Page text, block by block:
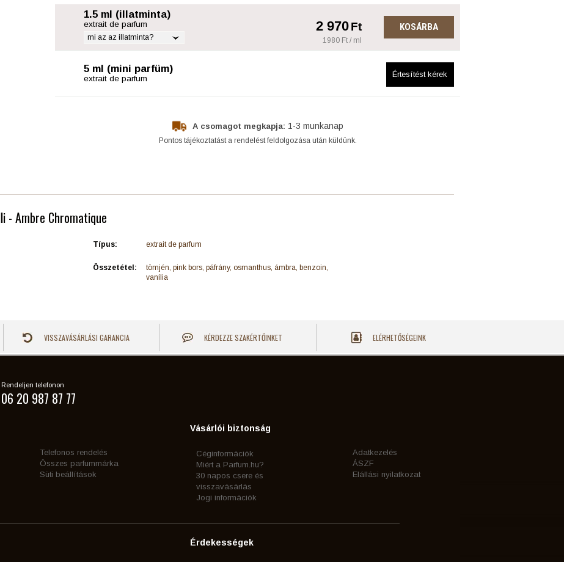
1.5 ml (illatminta)
extrait de parfum
mi az az illatminta?
2 970Ft
1980 Ft / ml
KOSÁRBA
5 ml (mini parfüm)
extrait de parfum Értesítést kérek
A csomagot megkapja: 1-3 munkanap
Pontos tájékoztatást a rendelést feldolgozása után küldünk.
- Ambre Chromatique
Típus: extrait de parfum
Összetétel:
tömjén, pink bors, páfrány, osmanthus, ámbra, benzoin,
vanília
VISSZAVÁSÁRLÁSI GARANCIA KÉRDEZZE SZAKÉRTŐINKET ELÉRHETŐSÉGEINK
Rendeljen telefonon
06 20 987 87 77
Telefonos rendelés
Összes parfummárka
Süti beállítások
Vásárlói biztonság
Céginformációk
Miért a Parfum.hu?
30 napos csere és
visszavásárlás
Jogi információk
Adatkezelés
ÁSZF
Elállási nyilatkozat
Érdekességek